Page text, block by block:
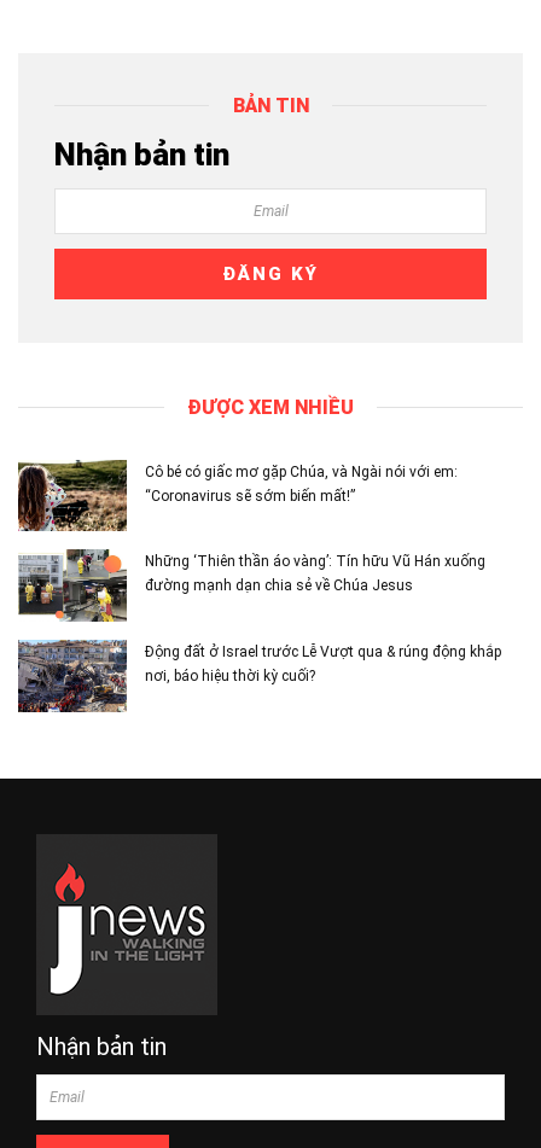
BẢN TIN
Nhận bản tin
ĐƯỢC XEM NHIỀU
Cô bé có giấc mơ gặp Chúa, và Ngài nói với em:
“Coronavirus sẽ sớm biến mất!”
Những ‘Thiên thần áo vàng’: Tín hữu Vũ Hán xuống
đường mạnh dạn chia sẻ về Chúa Jesus
Động đất ở Israel trước Lễ Vượt qua & rúng động khắp
nơi, báo hiệu thời kỳ cuối?
Nhận bản tin